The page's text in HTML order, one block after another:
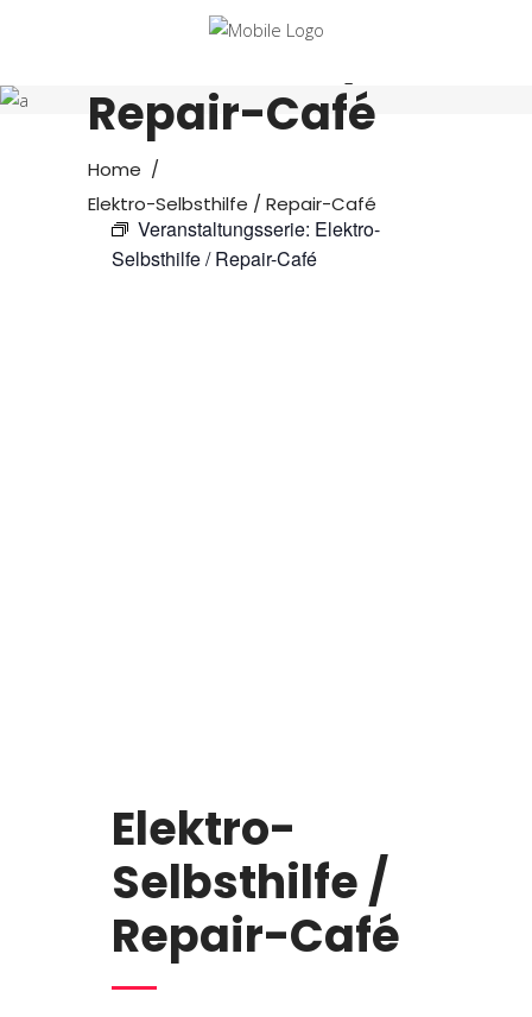
Selbsthilfe /
Repair-Café
Home /
Elektro-Selbsthilfe / Repair-Café
Veranstaltungsserie: Elektro-
Selbsthilfe / Repair-Café
Elektro-
Selbsthilfe /
Repair-Café